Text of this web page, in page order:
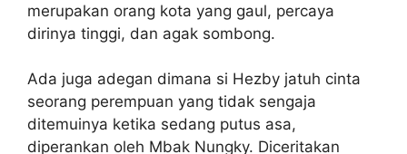
merupakan orang kota yang gaul, percaya
dirinya tinggi, dan agak sombong.
Ada juga adegan dimana si Hezby jatuh cinta
seorang perempuan yang tidak sengaja
ditemuinya ketika sedang putus asa,
diperankan oleh Mbak Nungky. Diceritakan